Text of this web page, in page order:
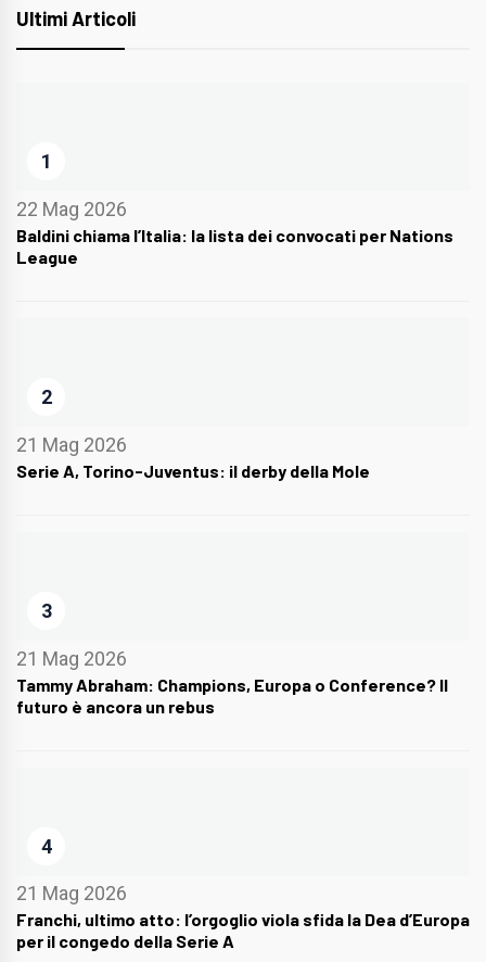
Ultimi Articoli
1
22 Mag 2026
Baldini chiama l’Italia: la lista dei convocati per Nations
League
2
21 Mag 2026
Serie A, Torino-Juventus: il derby della Mole
3
21 Mag 2026
Tammy Abraham: Champions, Europa o Conference? Il
futuro è ancora un rebus
4
21 Mag 2026
Franchi, ultimo atto: l’orgoglio viola sfida la Dea d’Europa
per il congedo della Serie A